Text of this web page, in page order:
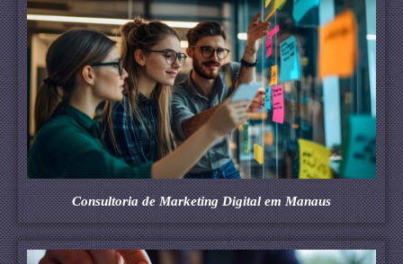
Consultoria de Marketing Digital em Manaus